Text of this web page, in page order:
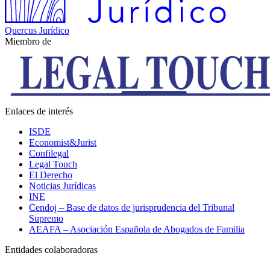
Quercus Jurídico
Miembro de
Enlaces de interés
ISDE
Economist&Jurist
Confilegal
Legal Touch
El Derecho
Noticias Jurídicas
INE
Cendoj – Base de datos de jurisprudencia del Tribunal
Supremo
AEAFA – Asociación Española de Abogados de Familia
Entidades colaboradoras